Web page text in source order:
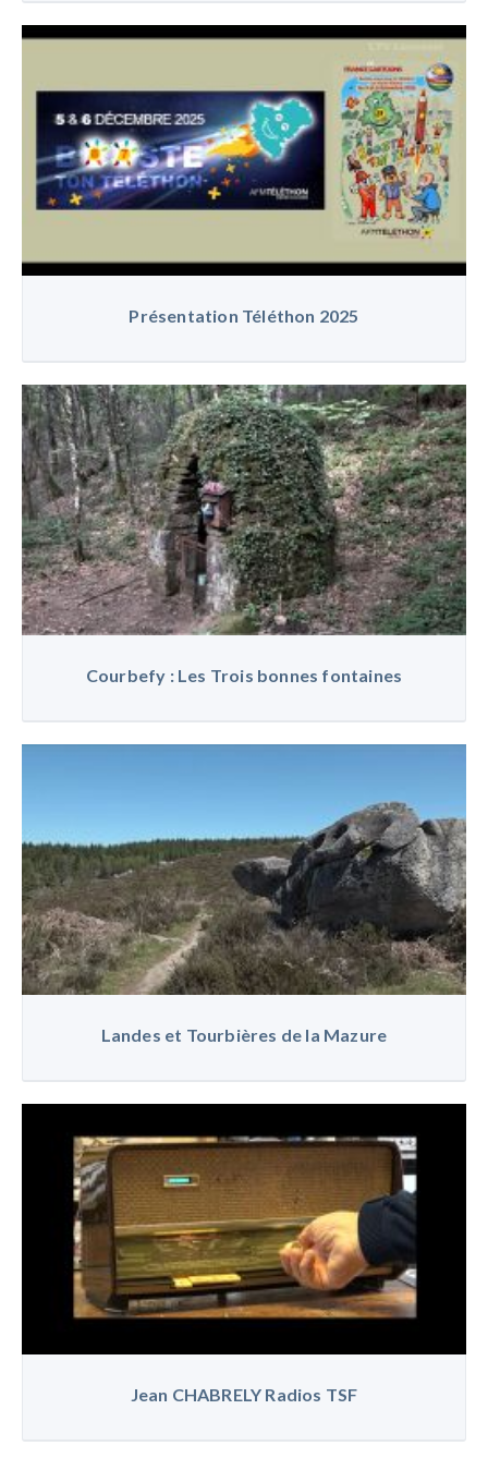
Présentation Téléthon 2025
Courbefy : Les Trois bonnes fontaines
Landes et Tourbières de la Mazure
Jean CHABRELY Radios TSF